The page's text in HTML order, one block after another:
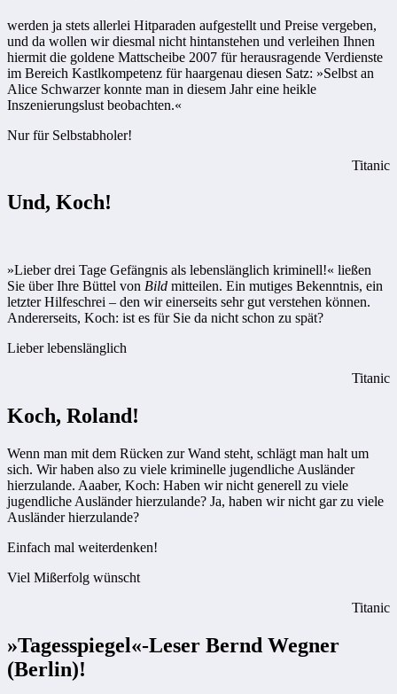
werden ja stets allerlei Hitparaden aufgestellt und Preise vergeben,
und da wollen wir diesmal nicht hintanstehen und verleihen Ihnen
hiermit die goldene Mattscheibe 2007 für herausragende Verdienste
im Bereich Kastlkompetenz für haar­genau diesen Satz: »Selbst an
Alice Schwarzer konnte man in diesem Jahr eine heikle
Inszenierungslust beobachten.«
Nur für Selbstabholer!
Titanic
Und, Koch!
»Lieber drei Tage Gefängnis als lebenslänglich kriminell!« ließen
Sie über Ihre Büttel von Bild mitteilen. Ein mutiges Bekenntnis, ein
letzter Hilfeschrei – den wir einerseits sehr gut verstehen können.
Andererseits, Koch: ist es für Sie da nicht schon zu spät?
Lieber lebenslänglich
Titanic
Koch, Roland!
Wenn man mit dem Rücken zur Wand steht, schlägt man halt um
sich. Wir haben also zu viele kriminelle jugendliche Ausländer
hierzulande. Aaaber, Koch: Haben wir nicht generell zu viele
jugendliche Ausländer hierzulande? Ja, haben wir nicht gar zu viele
Ausländer hierzulande?
Einfach mal weiterdenken!
Viel Mißerfolg wünscht
Titanic
»Tagesspiegel«-Leser Bernd Wegner
(Berlin)!